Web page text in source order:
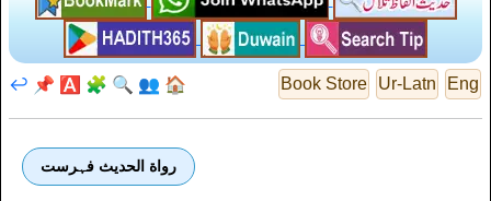
Eng
Ur-Latn
Book Store
🏠
👥
🔍
🧩
🅰️
📌
↩️
رواة الحديث فہرست